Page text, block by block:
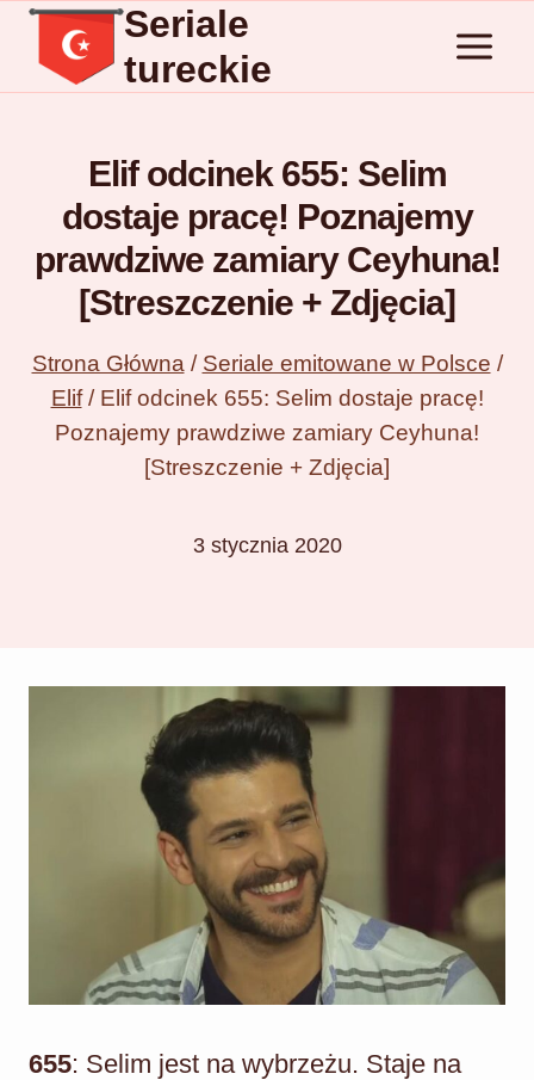
Przejdź
treści
Seriale
tureckie
Elif odcinek 655: Selim
dostaje pracę! Poznajemy
prawdziwe zamiary Ceyhuna!
[Streszczenie + Zdjęcia]
Strona Główna / Seriale emitowane w Polsce /
Elif / Elif odcinek 655: Selim dostaje pracę!
Poznajemy prawdziwe zamiary Ceyhuna!
[Streszczenie + Zdjęcia]
3 stycznia 2020
655: Selim jest na wybrzeżu. Staje na